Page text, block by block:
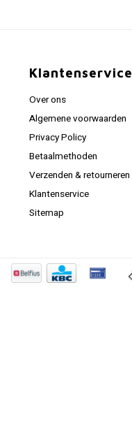
Klantenservice
Over ons
Algemene voorwaarden
Privacy Policy
Betaalmethoden
Verzenden & retourneren
Klantenservice
Sitemap